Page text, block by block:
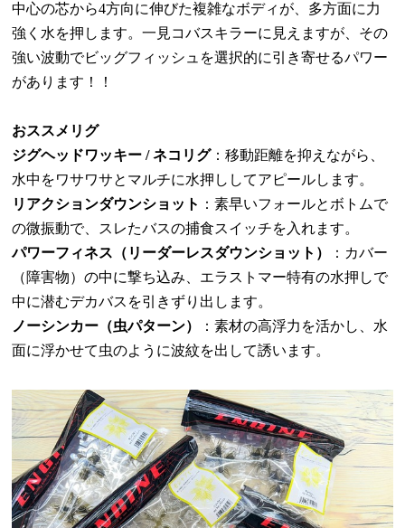
中心の芯から4方向に伸びた複雑なボディが、多方面に力
強く水を押します。一見コバスキラーに見えますが、その
強い波動でビッグフィッシュを選択的に引き寄せるパワー
があります！！
おススメリグ
ジグヘッドワッキー /ネコリグ：移動距離を抑えながら、
水中をワサワサとマルチに水押ししてアピールします。
リアクションダウンショット ：素早いフォールとボトムで
の微振動で、スレたバスの捕食スイッチを入れます。
パワーフィネス（リーダーレスダウンショット）
：カバー
（障害物）の中に撃ち込み、エラストマー特有の水押しで
中に潜むデカバスを引きずり出します。
ノーシンカー（虫パターン）
：素材の高浮力を活かし、水
面に浮かせて虫のように波紋を出して誘います。